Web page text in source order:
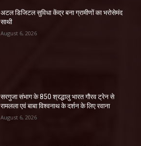
अटल डिजिटल सुविधा केंद्र बना ग्रामीणों का भरोसेमंद
साथी
August 6, 2026
सरगुजा संभाग के 850 श्रद्धालु भारत गौरव ट्रेन से
रामलला एवं बाबा विश्वनाथ के दर्शन के लिए रवाना
August 6, 2026